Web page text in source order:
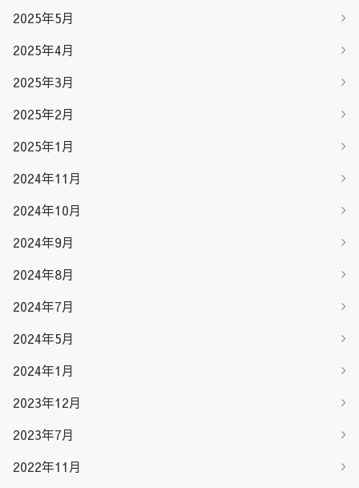
2025年5月
2025年4月
2025年3月
2025年2月
2025年1月
2024年11月
2024年10月
2024年9月
2024年8月
2024年7月
2024年5月
2024年1月
2023年12月
2023年7月
2022年11月